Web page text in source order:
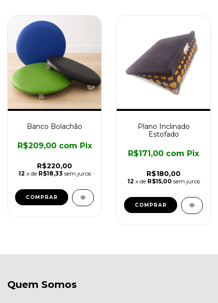
Banco Bolachão
R$220,00
R$209,00 com Pix
12 x de R$18,33 sem juros
COMPRAR
Plano Inclinado
Estofado
R$180,00
R$171,00 com Pix
12 x de R$15,00 sem juros
COMPRAR
Quem Somos